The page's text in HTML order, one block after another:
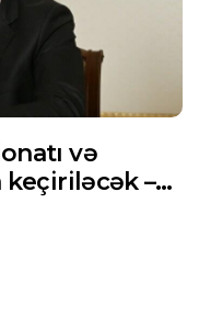
və
keçiriləcək –